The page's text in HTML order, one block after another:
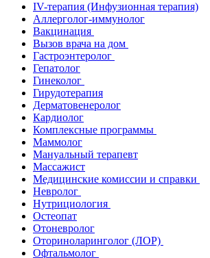
IV-терапия (Инфузионная терапия)
Аллерголог-иммунолог
Вакцинация
Вызов врача на дом
Гастроэнтеролог
Гепатолог
Гинеколог
Гирудотерапия
Дерматовенеролог
Кардиолог
Комплексные программы
Маммолог
Мануальный терапевт
Массажист
Медицинские комиссии и справки
Невролог
Нутрициология
Остеопат
Отоневролог
Оториноларинголог (ЛОР)
Офтальмолог